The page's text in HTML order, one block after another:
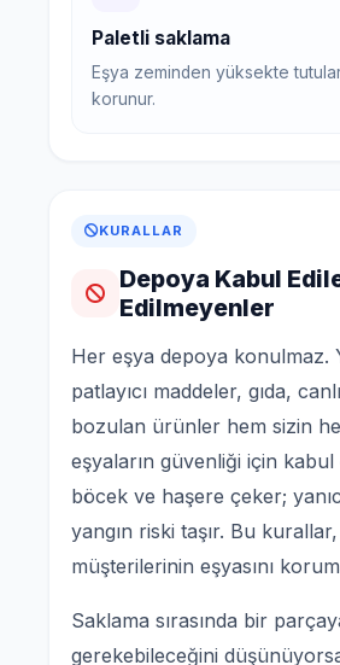
Paletli saklama
Eşya zeminden yüksekte
korunur.
KURALLAR
Depoya Kabul
Edilmeyenler
Her eşya depoya konulmaz.
patlayıcı maddeler, gıda,
bozulan ürünler hem sizin
eşyaların güvenliği için kabul
böcek ve haşere çeker;
yangın riski taşır. Bu
müşterilerinin eşyasını
Saklama sırasında bir
gerekebileceğini